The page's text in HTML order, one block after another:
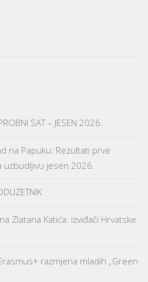
SAT – JESEN 2026.
na Papuku: Rezultati prve
uzbudljivu jesen 2026.
Zlatana Katića: izviđači Hrvatske
razmjena mladih „Green